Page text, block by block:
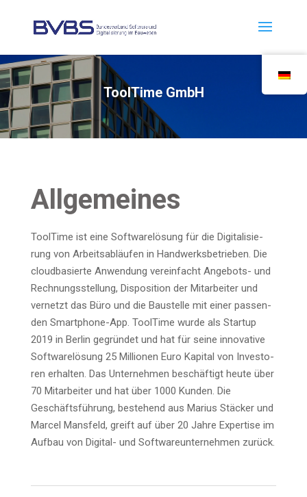
Tool­Ti­me GmbH
All­ge­mei­nes
Tool­Ti­me ist eine Soft­ware­lö­sung für die Digi­ta­li­sie­
rung von Arbeits­ab­läu­fen in Hand­werks­be­trie­ben. Die
cloud­ba­sier­te Anwen­dung ver­ein­facht Ange­bots- und
Rech­nungs­stel­lung, Dis­po­si­ti­on der Mit­ar­bei­ter und
ver­netzt das Büro und die Bau­stel­le mit einer pas­sen­
den Smart­phone-App. Tool­Ti­me wur­de als Start­up
2019 in Ber­lin gegrün­det und hat für sei­ne inno­va­ti­ve
Soft­ware­lö­sung 25 Mil­lio­nen Euro Kapi­tal von Inves­to­
ren erhal­ten. Das Unter­neh­men beschäf­tigt heu­te über
70 Mit­ar­bei­ter und hat über 1000 Kun­den. Die
Geschäfts­füh­rung, bestehend aus Mari­us Stä­cker und
Mar­cel Mans­feld, greift auf über 20 Jah­re Exper­ti­se im
Auf­bau von Digi­tal- und Soft­ware­un­ter­neh­men zurück.